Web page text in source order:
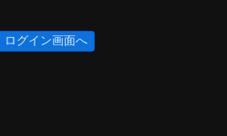
ログイン画面へ